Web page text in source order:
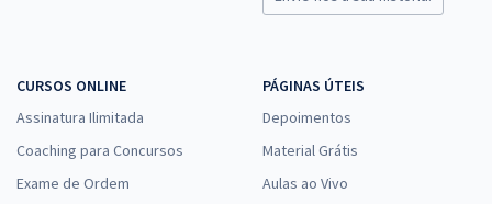
CURSOS ONLINE
Assinatura Ilimitada
Coaching para Concursos
Exame de Ordem
PÁGINAS ÚTEIS
Depoimentos
Material Grátis
Aulas ao Vivo